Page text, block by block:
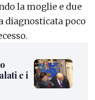
la moglie e due
diagnosticata poco
e i